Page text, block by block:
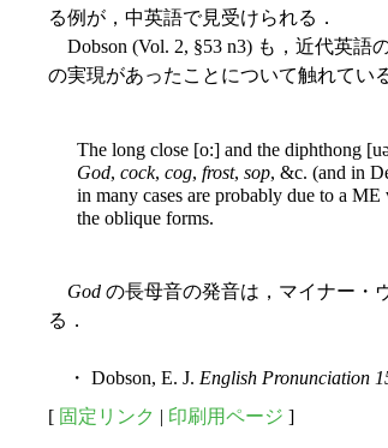
る例が，中英語で見受けられる．
Dobson (Vol. 2, §53 n3) も，近代英語
の実現があったことについて触れてい
The long close [o:] and the diphthong
God, cock, cog, frost, sop, &c. (and in
in many cases are probably due to a ME
the oblique forms.
God の長母音の発音は，マイナー・
る．
・ Dobson, E. J. English Pronunciation
[ 固定リンク | 印刷用ページ ]